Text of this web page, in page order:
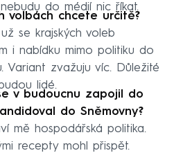
do médií nic říkat.
volbách chcete určitě?
se krajských voleb
i nabídku mimo politiku do
Variant zvažuju víc. Důležité
lidé.
v budoucnu zapojil do
do Sněmovny?
mě hospodářská politika.
recepty mohl přispět.